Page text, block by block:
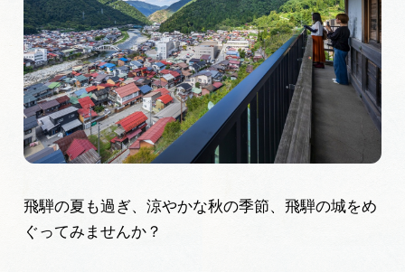
お問い合わせ
運営組織
広告掲載
サイトポリシー
飛騨の夏も過ぎ、涼やかな秋の季節、飛騨の城をめ
ぐってみませんか？